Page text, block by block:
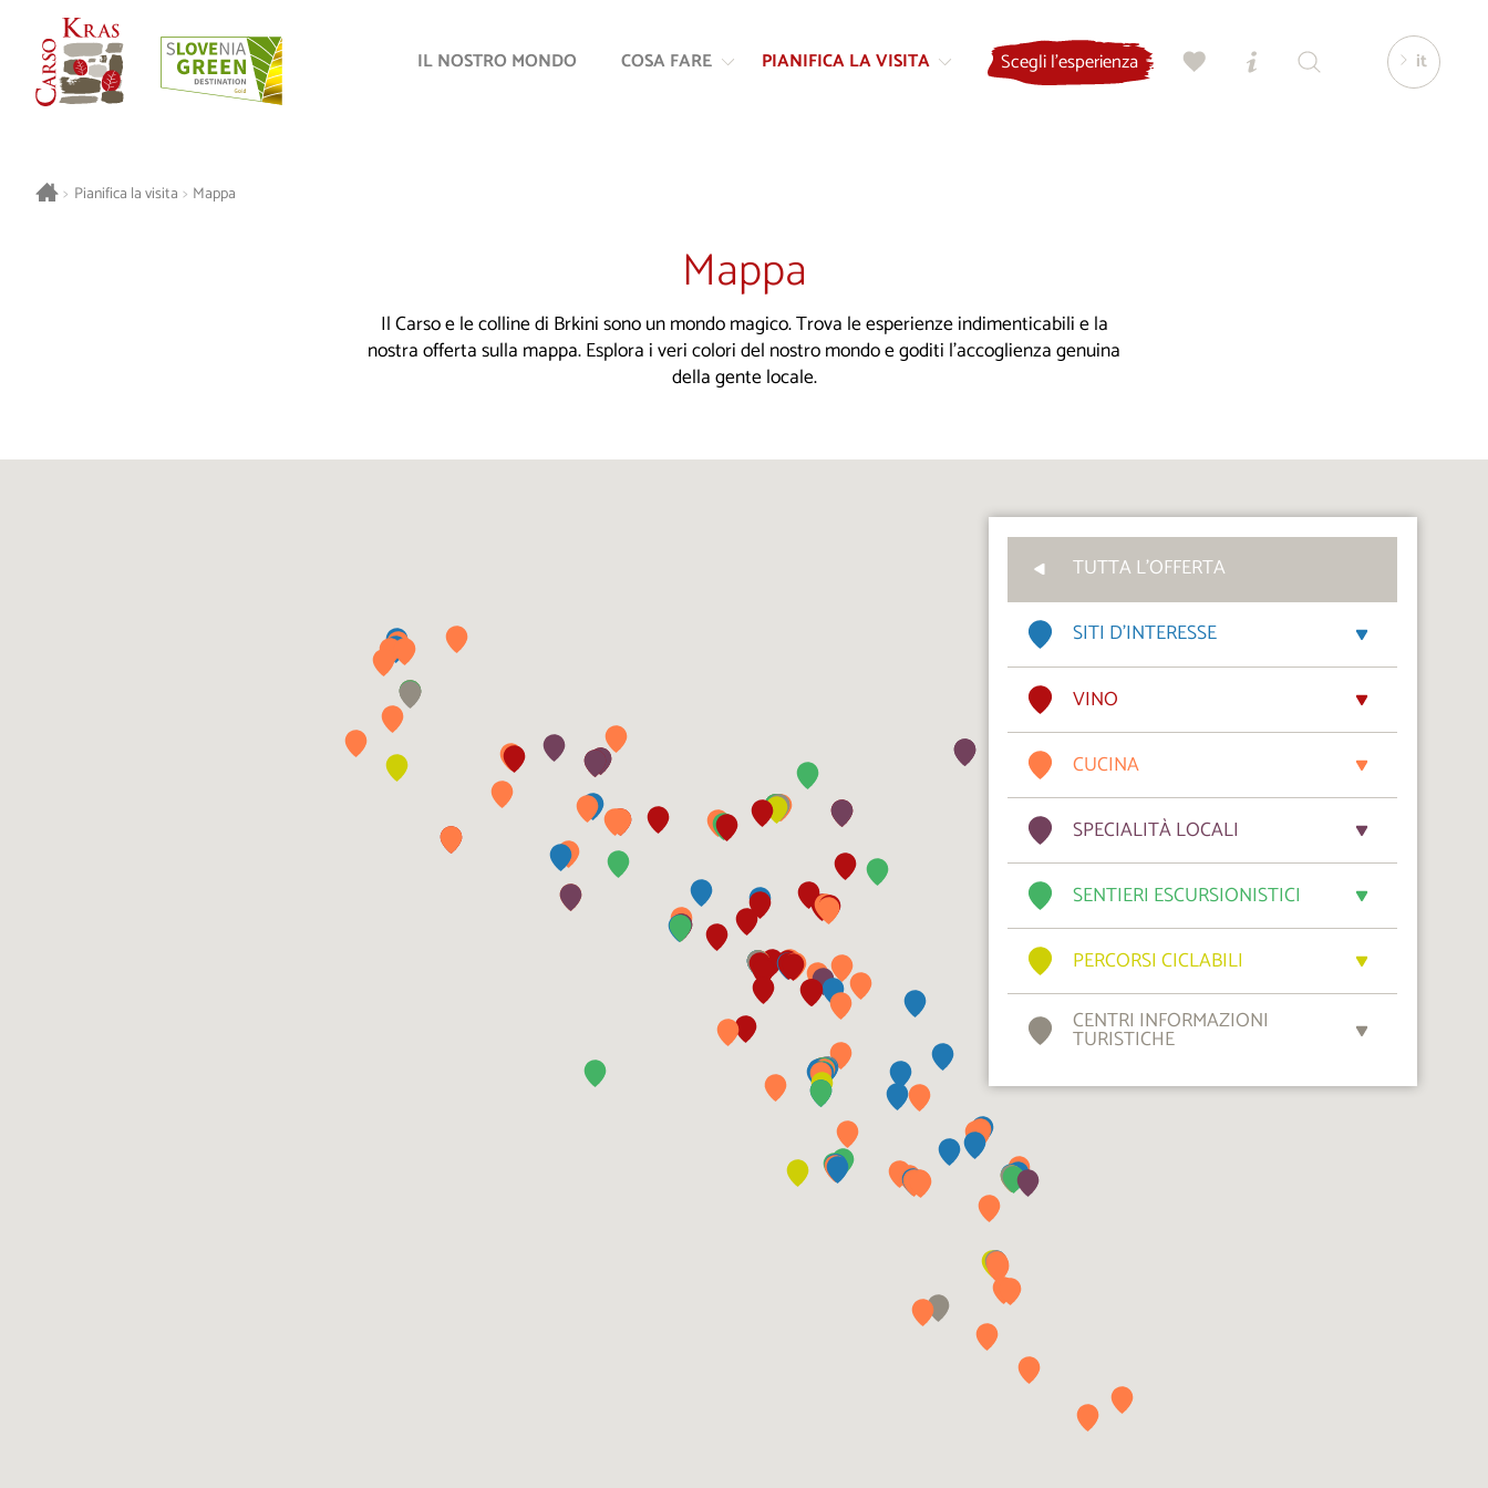
alla
IL NOSTRO MONDO COSA FARE PIANIFICA LA VISITA Scegli l'esperienza it
> Pianifica la visita > Mappa
Mappa
Il Carso e le colline di Brkini sono un mondo magico. Trova le esperienze indimenticabili e la
nostra offerta sulla mappa. Esplora i veri colori del nostro mondo e goditi l'accoglienza genuina
della gente locale.
TUTTA L'OFFERTA
SITI D’INTERESSE
VINO
CUCINA
SPECIALITÀ LOCALI
SENTIERI ESCURSIONISTICI
PERCORSI CICLABILI
CENTRI INFORMAZIONI
TURISTICHE